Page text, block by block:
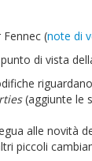
Fennec (note di
di vista
(aggiunte le
alle novità
piccoli